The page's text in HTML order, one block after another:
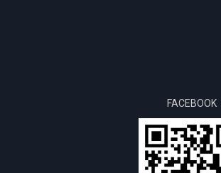
FACEBOOK